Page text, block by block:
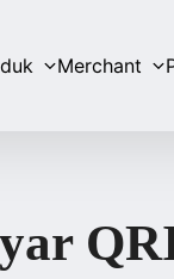
Merchant